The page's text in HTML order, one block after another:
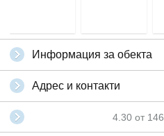
Информация за обекта
Адрес и контакти
4.30 от 146